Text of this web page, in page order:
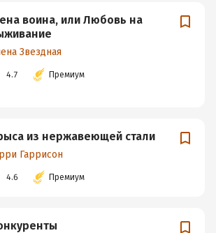
воина, или Любовь на
Звездная
4.7 Премиум
из нержавеющей стали
Гаррисон
4.6 Премиум